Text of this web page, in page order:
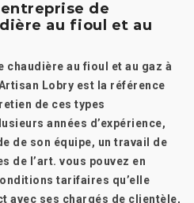
de
au fioul et au
chaudière au fioul et au gaz à
Lobry est la référence
de ces types
années d’expérience,
de son équipe, un travail de
de l’art. vous pouvez en
tarifaires qu’elle
avec ses chargés de clientèle,